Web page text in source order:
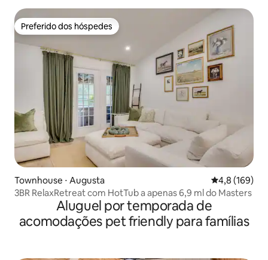
Preferido dos hóspedes
Preferido dos hóspedes
Townhouse ⋅ Augusta 4,8 de uma
4,8 (169)
3BR RelaxRetreat com HotTub a apenas 6,9 ml do Masters
Aluguel por temporada de
acomodações pet friendly para famílias